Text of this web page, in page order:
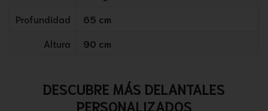
Profundidad
65 cm
Altura
90 cm
DESCUBRE MÁS DELANTALES
PERSONALIZADOS